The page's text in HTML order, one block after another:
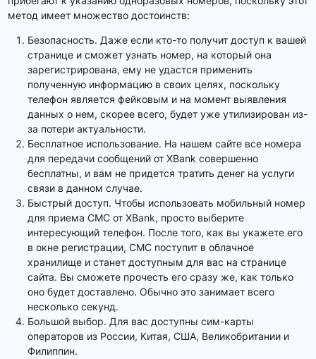
метод имеет множество достоинств:
Безопасность. Даже если кто-то получит доступ к вашей
странице и сможет узнать номер, на который она
зарегистрирована, ему не удастся применить
полученную информацию в своих целях, поскольку
телефон является фейковым и на момент выявления
данных о нем, скорее всего, будет уже утилизирован из-
за потери актуальности.
Бесплатное использование. На нашем сайте все номера
для передачи сообщений от XBank совершенно
бесплатны, и вам не придется тратить денег на услуги
связи в данном случае.
Быстрый доступ. Чтобы использовать мобильный номер
для приема СМС от XBank, просто выберите
интересующий телефон. После того, как вы укажете его
в окне регистрации, СМС поступит в облачное
хранилище и станет доступным для вас на странице
сайта. Вы сможете прочесть его сразу же, как только
оно будет доставлено. Обычно это занимает всего
несколько секунд.
Большой выбор. Для вас доступны сим-карты
операторов из России, Китая, США, Великобритании и
Филиппин.